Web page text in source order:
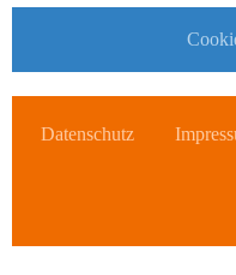
Datenschutz